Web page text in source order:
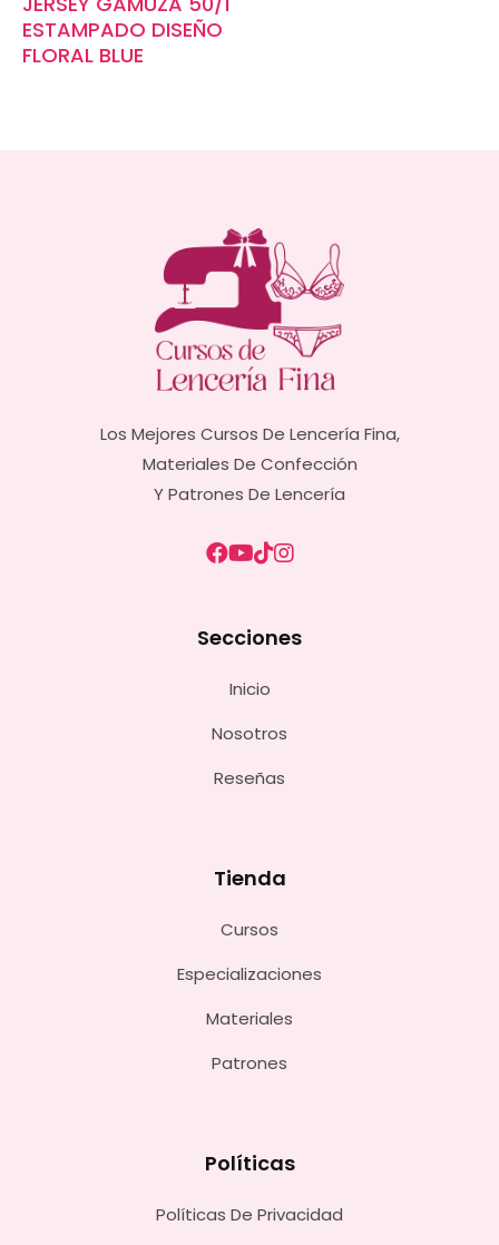
ESTAMPADO DISEÑO
FLORAL BLUE
Los Mejores Cursos De Lencería Fina,
Materiales De Confección
Y Patrones De Lencería
Secciones
Inicio
Nosotros
Reseñas
Tienda
Cursos
Especializaciones
Materiales
Patrones
Políticas
Políticas De Privacidad